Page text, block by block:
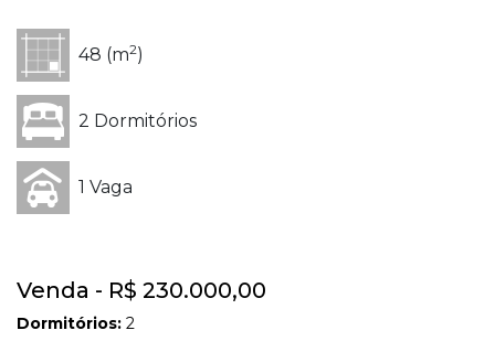
48 (m2)
2 Dormitórios
1 Vaga
Venda - R$ 230.000,00
Dormitórios: 2